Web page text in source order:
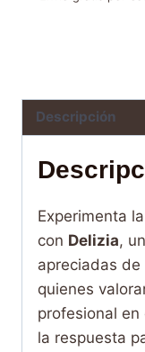
Descripción
Experimenta
con Delizia,
apreciadas de
quienes
profesional
la respuesta